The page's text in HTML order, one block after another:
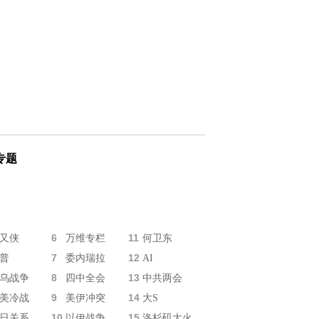
题
侠 6 万维专栏 11 何卫东
7 委内瑞拉 12 AI
战争
8 四中全会 13 中共两会
冷战
9 美伊冲突 14 大S